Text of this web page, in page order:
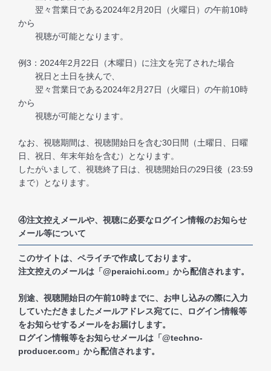
翌々営業日である2024年2月20日（火曜日）の午前10時
から
視聴が可能となります。
例3：2024年2月22日（木曜日）に注文を完了された場合
祝日と土日を挟んで、
翌々営業日である2024年2月27日（火曜日）の午前10時
から
視聴が可能となります。
なお、視聴期間は、視聴開始日を含む30日間（土曜日、日曜
日、祝日、年末年始を含む）となります。
したがいまして、視聴終了日は、視聴開始日の29日後（23:59
まで）となります。
④注文控えメールや、視聴に必要なログイン情報のお知らせ
メール等について
このサイトは、ペライチで作成しております。
注文控えのメールは「@peraichi.com」から配信されます。
別途、視聴開始日の午前10時までに、お申し込みの際に入力
していただきましたメールアドレス宛てに、ログイン情報等
をお知らせするメールをお届けします。
ログイン情報等をお知らせメールは「@techno-
producer.com」から配信されます。